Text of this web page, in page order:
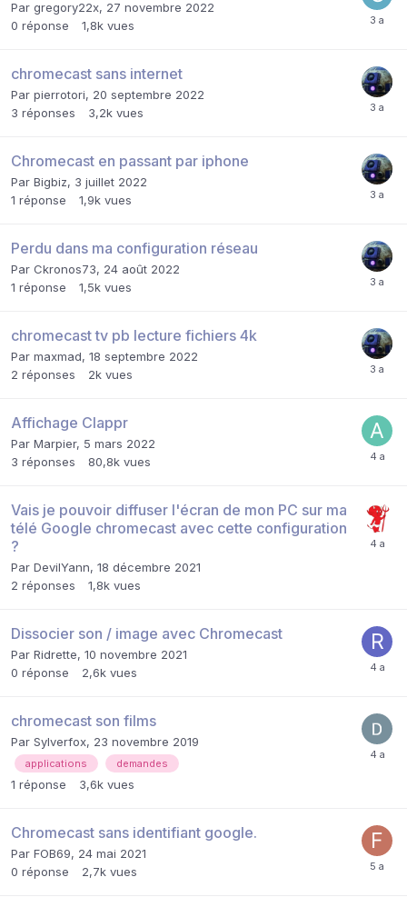
Par gregory22x, 27 novembre 2022
0 réponse 1,8k vues
chromecast sans internet
Par pierrotori, 20 septembre 2022
3 réponses 3,2k vues
Chromecast en passant par iphone
Par Bigbiz, 3 juillet 2022
1 réponse 1,9k vues
Perdu dans ma configuration réseau
Par Ckronos73, 24 août 2022
1 réponse 1,5k vues
chromecast tv pb lecture fichiers 4k
Par maxmad, 18 septembre 2022
2 réponses 2k vues
Affichage Clappr
Par Marpier, 5 mars 2022
3 réponses 80,8k vues
Vais je pouvoir diffuser l'écran de mon PC sur ma
télé Google chromecast avec cette configuration
?
Par DevilYann, 18 décembre 2021
2 réponses 1,8k vues
Dissocier son / image avec Chromecast
Par Ridrette, 10 novembre 2021
0 réponse 2,6k vues
chromecast son films
Par Sylverfox, 23 novembre 2019
applications demandes
1 réponse 3,6k vues
Chromecast sans identifiant google.
Par FOB69, 24 mai 2021
0 réponse 2,7k vues